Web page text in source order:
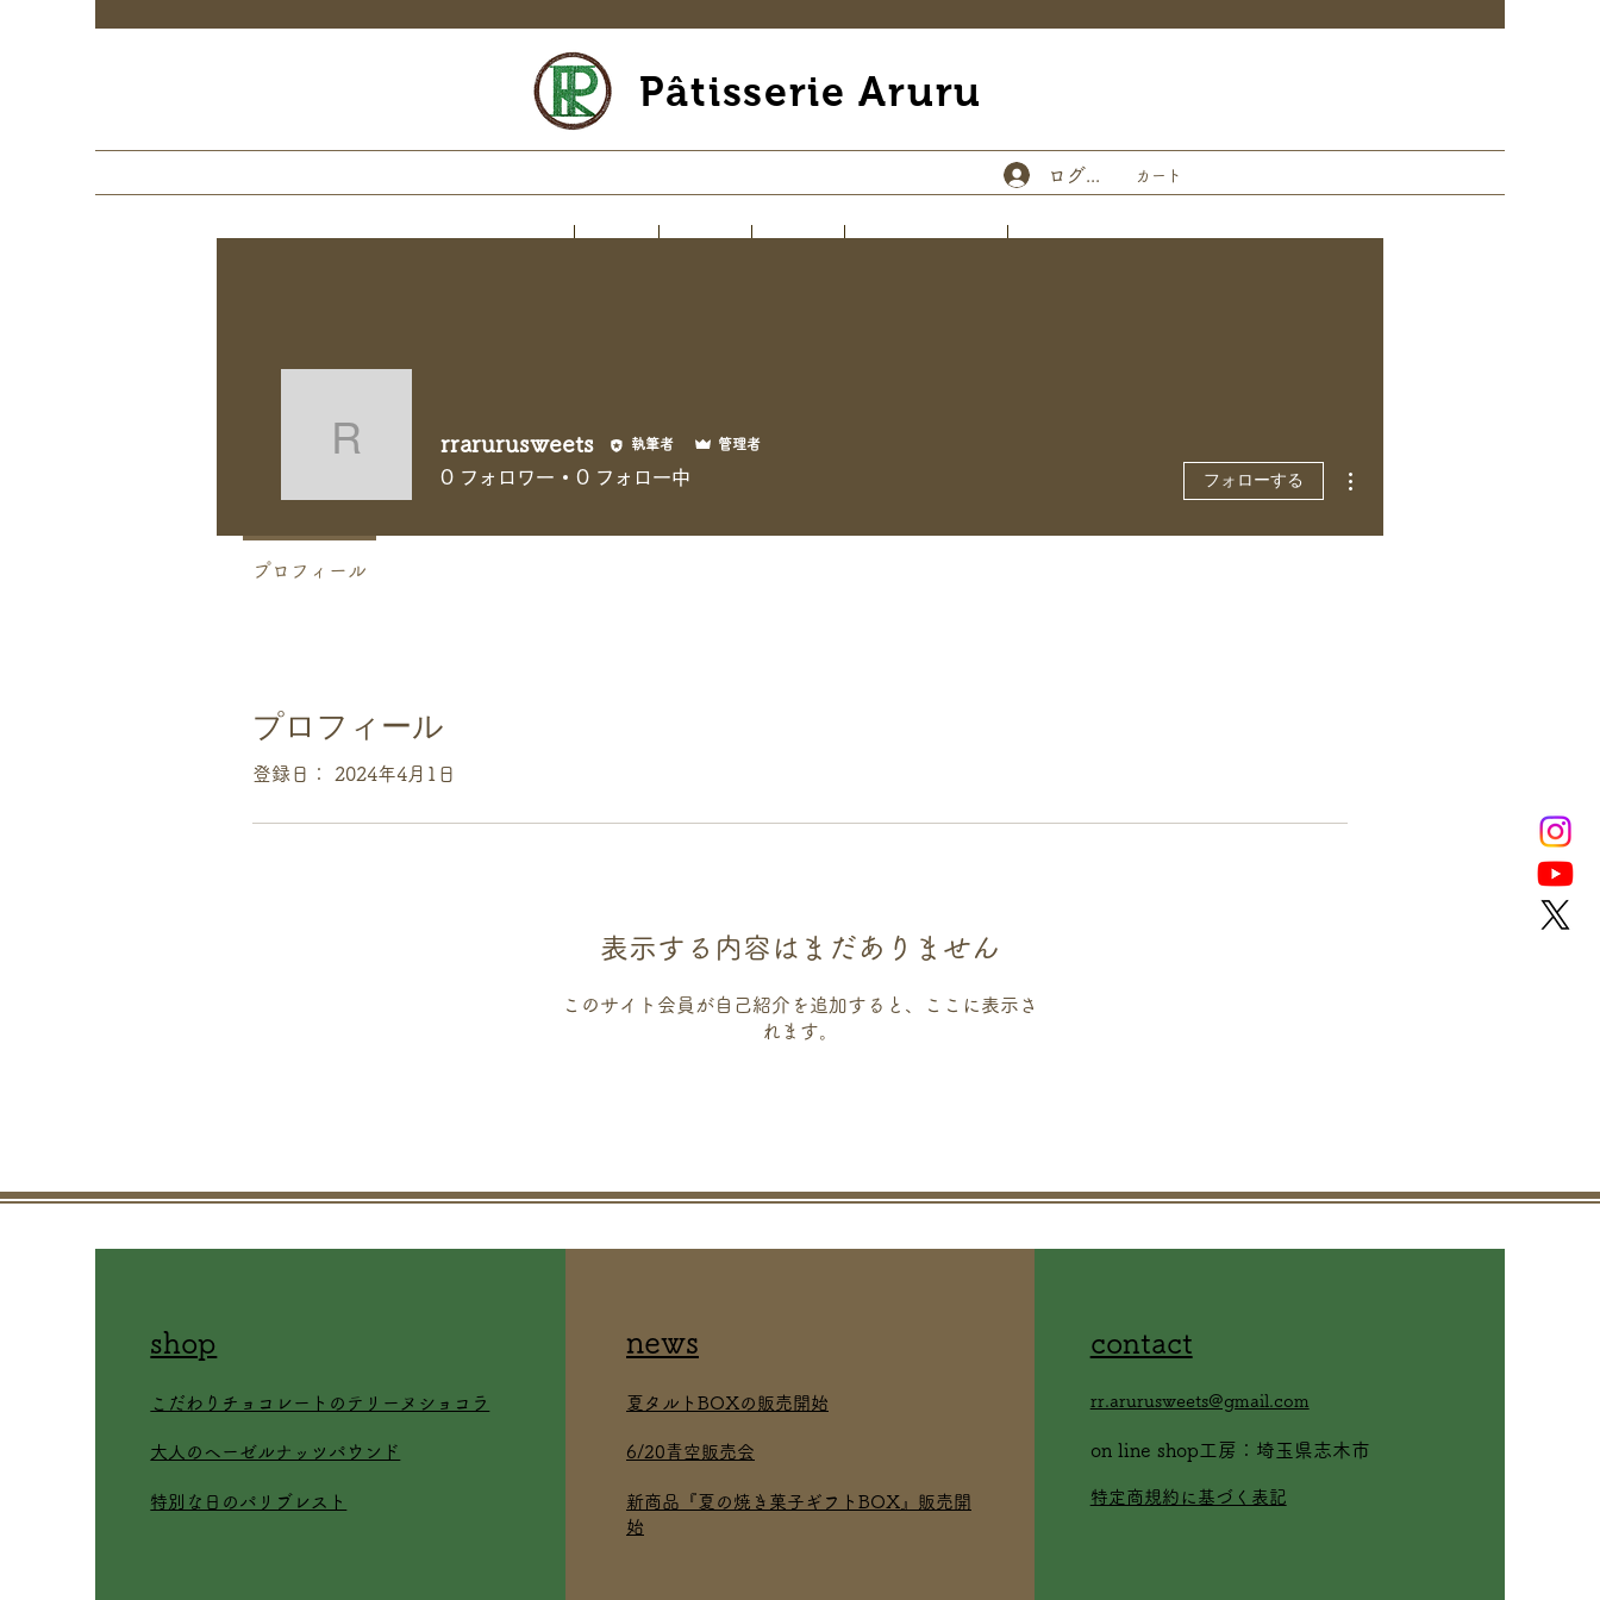
Pâtisserie Aruru
ログイン カート
プロフィール
登録日： 2024年4月1日
表示する内容はまだありません
このサイト会員が自己紹介を追加すると、ここに表示さ
れます。
rrarurusweets
rrarurusweets 執筆者 管理者
0 フォロワー 0 フォロー中 フォローする
プロフィール
shop
​こだわりチョコレートのテリーヌショコラ
​大人のヘーゼルナッツパウンド
特別な日のパリブレスト
news
夏タルトBOXの販売開始
6/20青空販売会
新商品『夏の焼き菓子ギフトBOX』販売開
始
contact
rr.arurusweets@gmail.com
on line shop工房：埼玉県志木市
​特定商規約に基づく表記